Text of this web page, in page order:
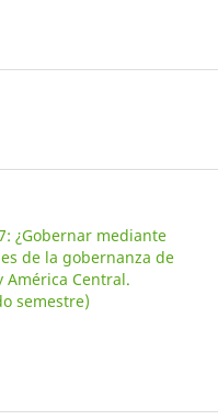
¿Gobernar mediante
de la gobernanza de
América Central.
semestre)